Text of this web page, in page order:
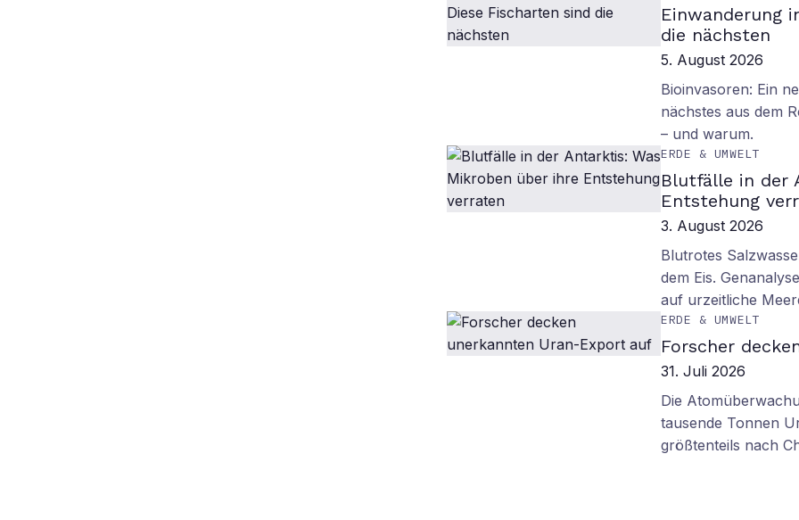
Einwanderung
die nächsten
5. August 2026
Bioinvasoren: Ein
nächstes aus dem
– und warum.
ERDE & UMWELT
Blutfälle in der
Entstehung
3. August 2026
Blutrotes
dem Eis.
auf urzeitliche
ERDE & UMWELT
Forscher
31. Juli 2026
Die
tausende Tonnen
größtenteils nach